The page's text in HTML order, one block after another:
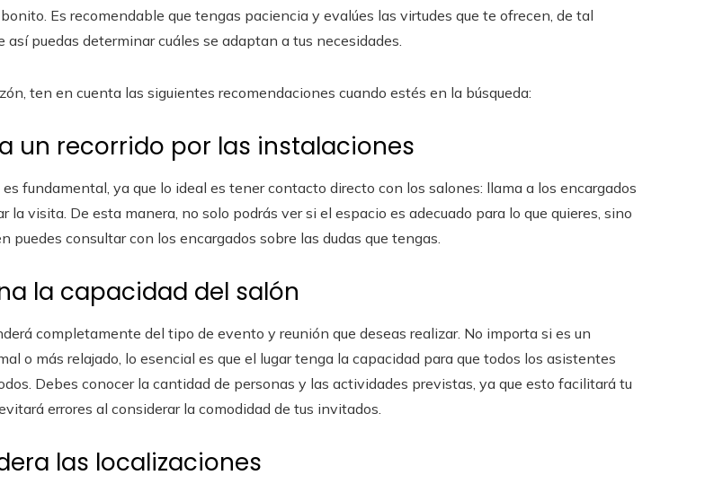
Es recomendable que tengas paciencia y evalúes las virtudes que te ofrecen, de tal
así puedas determinar cuáles se adaptan a tus necesidades.
ten en cuenta las siguientes recomendaciones cuando estés en la búsqueda:
un recorrido por las instalaciones
fundamental, ya que lo ideal es tener contacto directo con los salones: llama a los encargados
la visita. De esta manera, no solo podrás ver si el espacio es adecuado para lo que quieres, sino
puedes consultar con los encargados sobre las dudas que tengas.
la capacidad del salón
completamente del tipo de evento y reunión que deseas realizar. No importa si es un
o más relajado, lo esencial es que el lugar tenga la capacidad para que todos los asistentes
Debes conocer la cantidad de personas y las actividades previstas, ya que esto facilitará tu
errores al considerar la comodidad de tus invitados.
las localizaciones